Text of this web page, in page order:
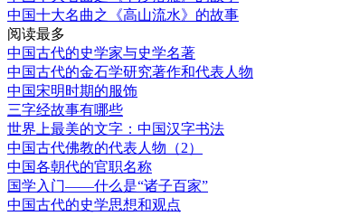
中国十大名曲之《高山流水》的故事
阅读最多
中国古代的史学家与史学名著
中国古代的金石学研究著作和代表人物
中国宋明时期的服饰
三字经故事有哪些
世界上最美的文字：中国汉字书法
中国古代佛教的代表人物（2）
中国各朝代的官职名称
国学入门——什么是“诸子百家”
中国古代的史学思想和观点